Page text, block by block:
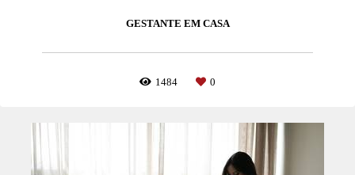
GESTANTE EM CASA
1484 0